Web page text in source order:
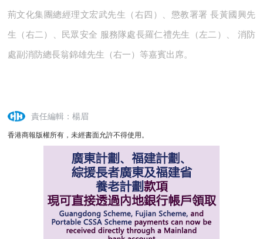
荊文化集團總經理文宏武先生（右四）、懲教署署 長黃國興先
生（右二）、民眾安全 服務隊處長羅仁禮先生（左二）、 消防
處副消防總長翁錦雄先生（右一）等嘉賓出席。
責任編輯：楊眉
香港商報版權所有，未經書面允許不得使用。